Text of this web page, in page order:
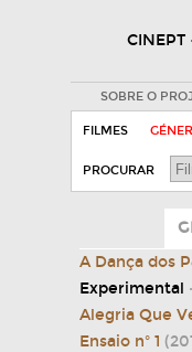
CINEPT
SOBRE O
FILMES
PROCURAR
A Dança dos
Experimental
Alegria Que
Ensaio nº 1